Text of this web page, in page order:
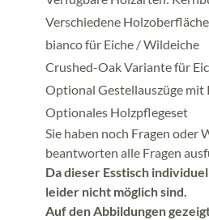
Verschiedene
bianco für Eiche / Wildeiche
Crushed-Oak Variante für
Optional Gestellauszüge mit
Optionales Holzpflegeset
Sie haben noch Fragen oder
beantworten alle Fragen
Da dieser Esstisch
leider nicht möglich sind.
Auf den Abbildungen